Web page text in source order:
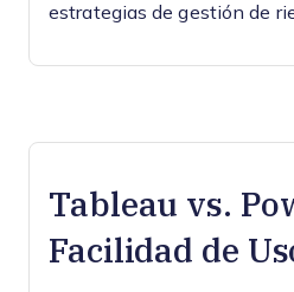
estrategias de gestión de
Tableau vs.
Facilidad de